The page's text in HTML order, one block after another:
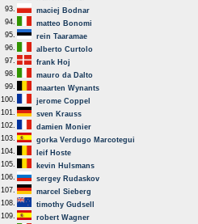
93.
maciej Bodnar
94.
matteo Bonomi
95.
rein Taaramae
96.
alberto Curtolo
97.
frank Hoj
98.
mauro da Dalto
99.
maarten Wynants
100.
jerome Coppel
101.
sven Krauss
102.
damien Monier
103.
gorka Verdugo Marcotegui
104.
leif Hoste
105.
kevin Hulsmans
106.
sergey Rudaskov
107.
marcel Sieberg
108.
timothy Gudsell
109.
robert Wagner